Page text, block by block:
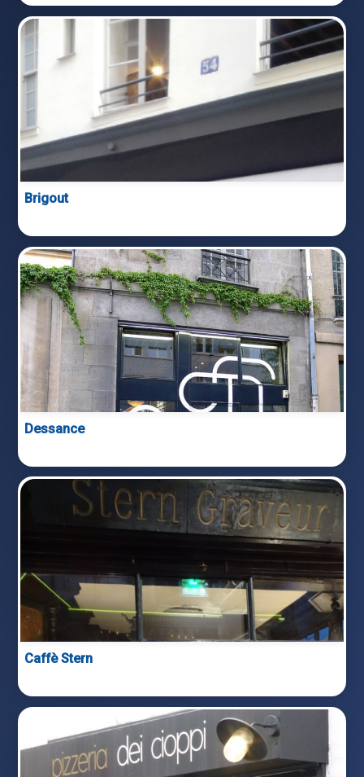
Brigout
Dessance
Caffè Stern